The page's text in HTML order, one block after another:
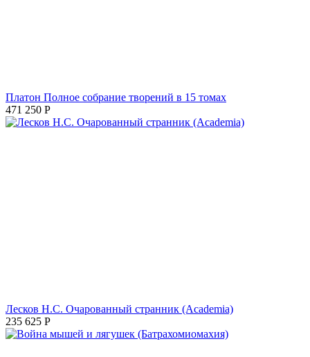
Платон Полное собрание творений в 15 томах
471 250 Р
Лесков Н.С. Очарованный странник (Academia)
235 625 Р